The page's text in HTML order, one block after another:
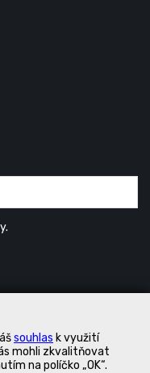
souhlas k využití
mohli zkvalitňovat
na políčko „OK“.